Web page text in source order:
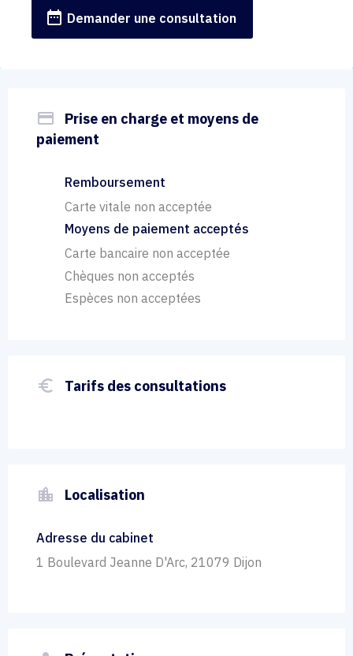
date_range Demander une consultation
payment
Prise en charge et moyens de
paiement
Remboursement
Carte vitale non acceptée
Moyens de paiement acceptés
Carte bancaire non acceptée
Chèques non acceptés
Espèces non acceptées
euro_symbol Tarifs des consultations
location_city Localisation
Adresse du cabinet
1 Boulevard Jeanne D'Arc, 21079 Dijon